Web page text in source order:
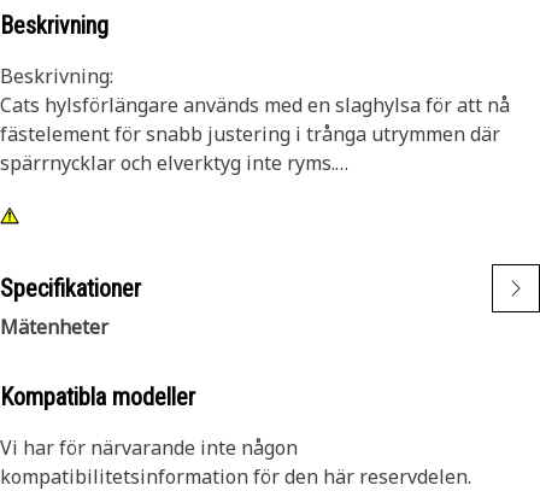
Beskrivning
Beskrivning:
Cats hylsförlängare används med en slaghylsa för att nå
fästelement för snabb justering i trånga utrymmen där
spärrnycklar och elverktyg inte ryms.
Egenskaper:
• Med sprint för infästning i slaghylsan
• Svart oxidfinish
Specifikationer
Mätenheter
Kompatibla modeller
Vi har för närvarande inte någon
kompatibilitetsinformation för den här reservdelen.